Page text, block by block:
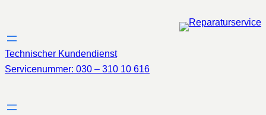
springen
Technischer Kundendienst
Servicenummer: 030 – 310 10 616